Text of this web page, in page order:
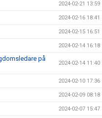
2024-02-21 13:59
2024-02-16 18:41
2024-02-15 16:51
2024-02-14 16:18
på
2024-02-14 11:40
2024-02-10 17:36
2024-02-09 08:18
2024-02-07 15:47